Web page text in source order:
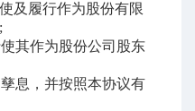
及履行作为股份有限
;
其作为股份公司股东
息，并按照本协议有